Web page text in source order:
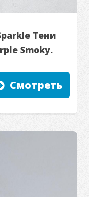
Тени
Smoky.
Смотреть